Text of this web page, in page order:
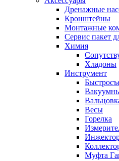
Дренажные
Кронштейны
Монтажные
Сервис пакет
Химия
Хладоны
Инструмент
Весы
Горелка
Муфта